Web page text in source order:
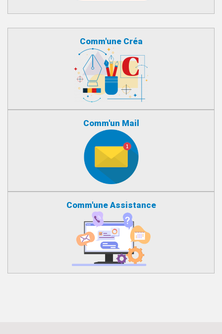
Comm'une Créa
Comm'un Mail
Comm'une Assistance